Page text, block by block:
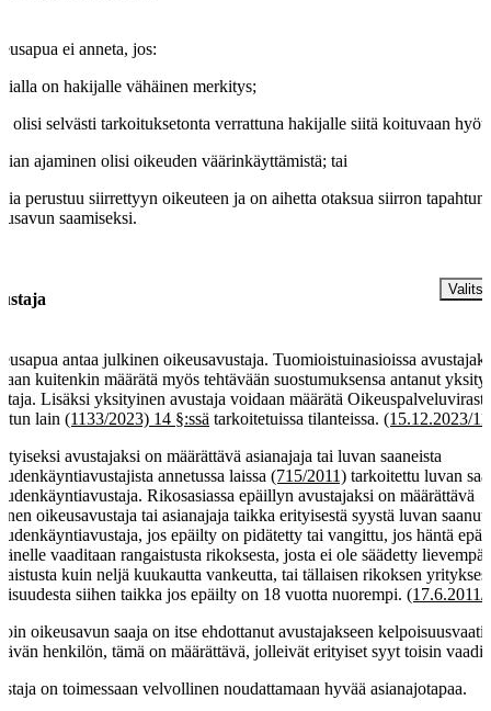
ei anneta, jos:
on hakijalle vähäinen merkitys;
olisi selvästi tarkoituksetonta verrattuna hakijalle siitä koituvaan
ajaminen olisi oikeuden väärinkäyttämistä; tai
perustuu siirrettyyn oikeuteen ja on aihetta otaksua siirron
saamiseksi.
antaa julkinen oikeusavustaja. Tuomioistuinasioissa
kuitenkin määrätä myös tehtävään suostumuksensa antanut
Lisäksi yksityinen avustaja voidaan määrätä
lain (1133/2023) 14 §:ssä tarkoitetuissa tilanteissa. (15.12.2023/
avustajaksi on määrättävä asianajaja tai luvan saaneista
annetussa laissa (715/2011) tarkoitettu luvan
Rikosasiassa epäillyn avustajaksi on määrättävä
oikeusavustaja tai asianajaja taikka erityisestä syystä luvan saanut
jos epäilty on pidätetty tai vangittu, jos häntä
vaaditaan rangaistusta rikoksesta, josta ei ole säädetty
kuin neljä kuukautta vankeutta, tai tällaisen rikoksen
siihen taikka jos epäilty on 18 vuotta nuorempi. (17.6.2011/
oikeusavun saaja on itse ehdottanut avustajakseen
henkilön, tämä on määrättävä, jolleivät erityiset syyt toisin vaadi.
on toimessaan velvollinen noudattamaan hyvää asianajotapaa.